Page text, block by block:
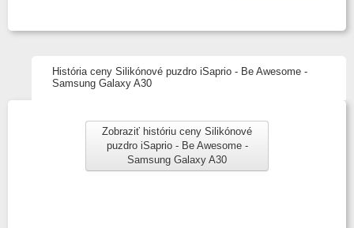
História ceny Silikónové puzdro iSaprio - Be Awesome -
Samsung Galaxy A30
Zobraziť históriu ceny Silikónové
puzdro iSaprio - Be Awesome -
Samsung Galaxy A30